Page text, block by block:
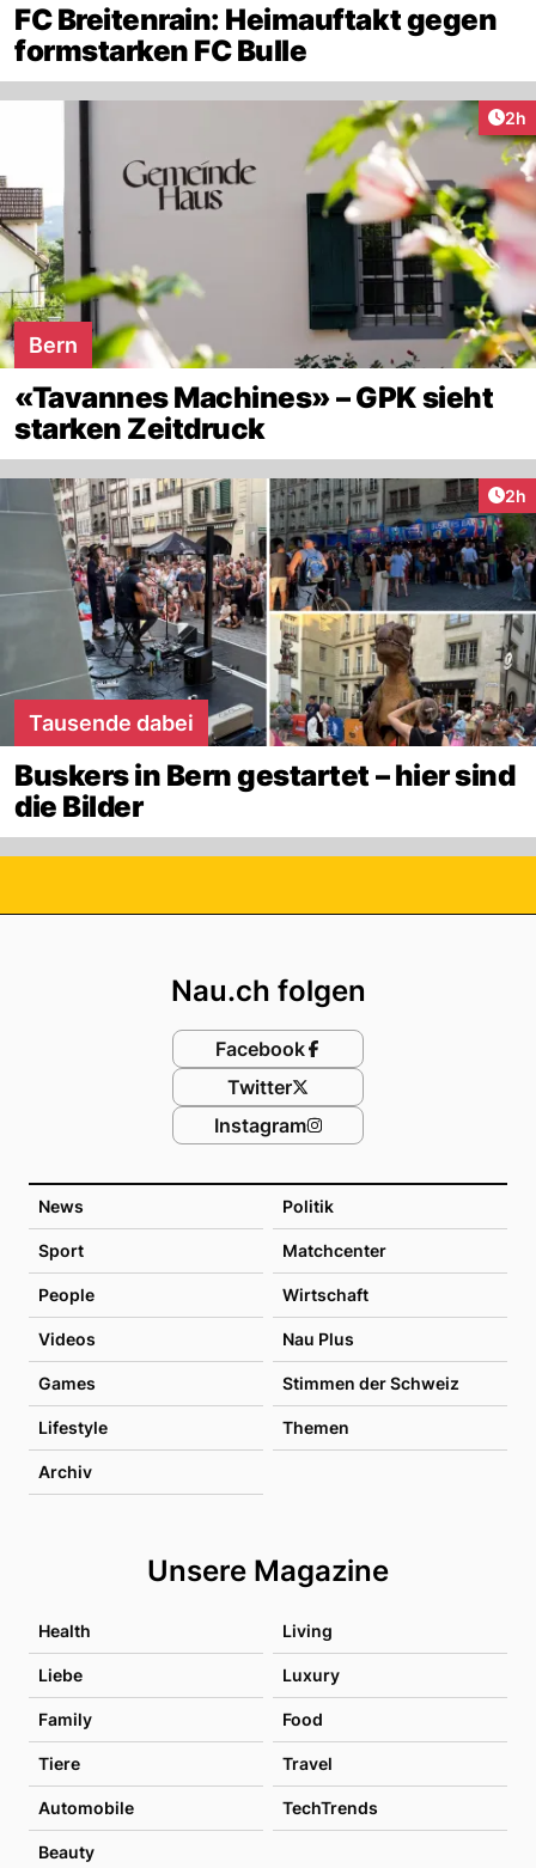
FC Breitenrain: Heimauftakt gegen
formstarken FC Bulle
2h
Bern
«Tavannes Machines» – GPK sieht
starken Zeitdruck
2h
Tausende dabei
Buskers in Bern gestartet – hier sind
die Bilder
News Politik
Sport Matchcenter
People Wirtschaft
Videos Nau Plus
Games Stimmen der Schweiz
Lifestyle Themen
Archiv
Unsere Magazine
Health Living
Liebe Luxury
Family Food
Tiere Travel
Automobile TechTrends
Beauty
Nau.ch folgen
Facebook
Twitter
Instagram